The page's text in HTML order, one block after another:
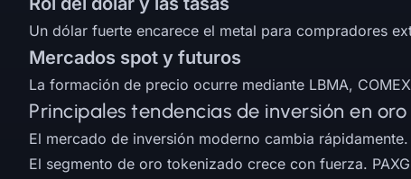
Un dólar fuerte encarece el metal para compradores
Mercados spot y futuros
La formación de precio ocurre mediante LBMA,
Principales tendencias de inversión en oro
El mercado de inversión moderno cambia
El segmento de oro tokenizado crece con fuerza.